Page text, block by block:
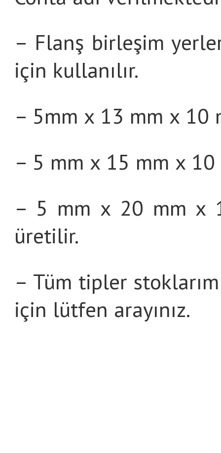
– Flanş birleşim
için kullanılır.
– 5mm x 13 mm x 10
– 5 mm x 15 mm x
– 5 mm x 20 mm x
üretilir.
– Tüm tipler
için lütfen arayınız.